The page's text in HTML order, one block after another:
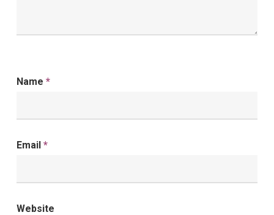
Name *
Email *
Website